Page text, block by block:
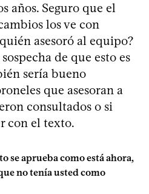
años. Seguro que el
los ve con
asesoró al equipo?
de que esto es
sería bueno
que asesoran a
consultados o si
con el texto.
se aprueba como está ahora,
no tenía usted como